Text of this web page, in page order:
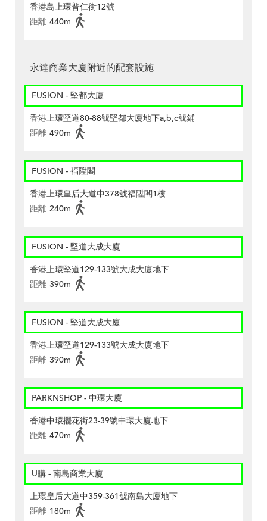
香港島上環普仁街12號
距離 440m
永達商業大廈附近的配套設施
FUSION - 堅都大廈
香港上環堅道80-88號堅都大廈地下a,b,c號鋪
距離 490m
FUSION - 褔陞閣
香港上環皇后大道中378號福陞閣1樓
距離 240m
FUSION - 堅道大成大廈
香港上環堅道129-133號大成大廈地下
距離 390m
FUSION - 堅道大成大廈
香港上環堅道129-133號大成大廈地下
距離 390m
PARKNSHOP - 中環大廈
香港中環擺花街23-39號中環大廈地下
距離 470m
U購 - 南島商業大廈
上環皇后大道中359-361號南島大廈地下
距離 180m